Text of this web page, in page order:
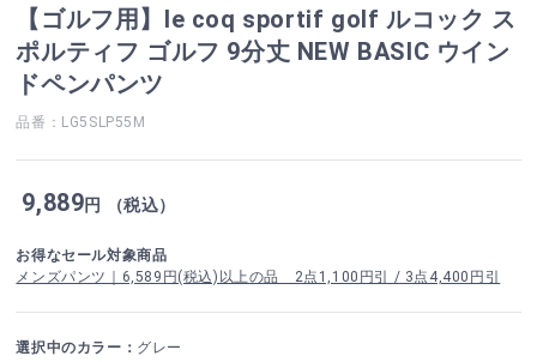
【ゴルフ用】le coq sportif golf ルコック ス
ポルティフ ゴルフ 9分丈 NEW BASIC ウイン
ドペンパンツ
品番：LG5SLP55M
9,889円 （税込）
お得なセール対象商品
メンズパンツ｜6,589円(税込)以上の品 2点1,100円引 / 3点4,400円引
選択中のカラー： グレー